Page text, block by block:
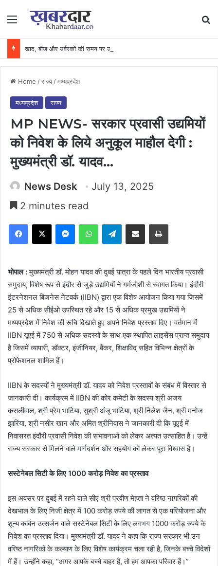
Menu
Home /राज्य /मध्यप्रदेश
मध्यप्रदेश राज्य
MP NEWS- सरकार प्रवासी उद्यमियों
को निवेश के लिये अनुकूल माहौल देगी :
मुख्यमंत्री डॉ. यादव…
News Desk
July 13, 2025
2 minutes read
Facebook
X MessengerWhatsAppTelegramShare via Email Print
भोपाल :मुख्यमंत्री डॉ. मोहन यादव की दुबई यात्रा के पहले दिन भारतीय प्रवासी
समुदाय, विशेष रूप से इंदौर से जुड़े उद्यमियों ने गर्मजोशी से स्वागत किया। इंदौरी
इंटरनेशनल बिजनेस नेटवर्क (IIBN) द्वारा एक विशेष आयोजन किया गया जिसमें
25 से अधिक सीईओ उपस्थित रहे और 15 से अधिक प्रमुख उद्यमियों ने
मध्यप्रदेश में निवेश की रूचि दिखाते हुए अपने निवेश प्रस्ताव दिए। वर्तमान में
IIBN यूएई में 750 से अधिक सदस्यों के साथ एक स्थापित लाइसेंस प्राप्त समुदाय
है जिसमें व्यापारी, डॉक्टर, इंजीनियर, बैंकर, शिक्षाविद् सहित विभिन्न क्षेत्रों के
प्रोफेशनल शामिल हैं।
IIBN के सदस्यों ने मुख्यमंत्री डॉ. यादव को निवेश प्रस्तावों के संबंध में विस्तार से
जानकारी दी। कार्यक्रम में IIBN की कोर कमेटी के सदस्य श्री अजय
कसलीवाल, श्री प्रेम भाटिया, सुश्री अंजू भाटिया, श्री निलेश जैन, श्री मनोज
झारिया, श्री नसीर खान और अमित श्रीनिवास ने जानकारी दी कि यूएई में
निवासरत इंदौरी प्रवासी निवेश की संभावनाओं को लेकर अत्यंत उत्साहित हैं। उन्हें
राज्य सरकार से मिलने वाले मार्गदर्शन और सहयोग को लेकर पूरा विश्वास है।
सस्टेनेबल सिटी के लिए 1000 करोड़ निवेश का प्रस्ताव
इस अवसर पर दुबई में रहने वाले सीए श्री प्रवीण मेहता ने वरिष्ठ नागरिकों की
देखभाल के लिए निजी क्षेत्र में 100 करोड़ रुपये की लागत से एक परियोजना और
शून्य कार्बन उत्सर्जन वाले सस्टेनेबल सिटी के लिए लगभग 1000 करोड़ रुपये के
निवेश का प्रस्ताव दिया। मुख्यमंत्री डॉ. यादव ने कहा कि राज्य सरकार भी उन
वरिष्ठ नागरिकों के कल्याण के लिए विशेष कार्यक्रम चला रही है, जिनके बच्चे विदेशों
में हैं। उन्होंने कहा, “अगर आपके बच्चे बाहर हैं, तो हम आपका परिवार हैं।”